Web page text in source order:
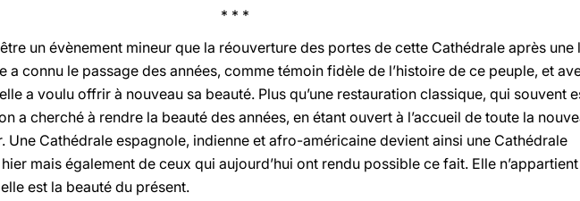
* * *
un évènement mineur que la réouverture des portes de cette Cathédrale après une
a connu le passage des années, comme témoin fidèle de l’histoire de ce peuple, et
a voulu offrir à nouveau sa beauté. Plus qu’une restauration classique, qui souvent
a cherché à rendre la beauté des années, en étant ouvert à l’accueil de toute la
Une Cathédrale espagnole, indienne et afro-américaine devient ainsi une Cathédrale
mais également de ceux qui aujourd’hui ont rendu possible ce fait. Elle
est la beauté du présent.